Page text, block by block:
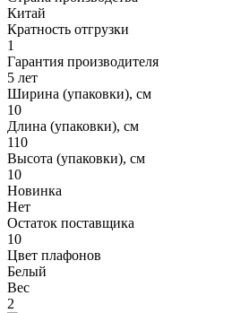
Китай
Кратность отгрузки
1
Гарантия производителя
5 лет
Ширина (упаковки), см
10
Длина (упаковки), см
110
Высота (упаковки), см
10
Новинка
Нет
Остаток поставщика
10
Цвет плафонов
Белый
Вес
2